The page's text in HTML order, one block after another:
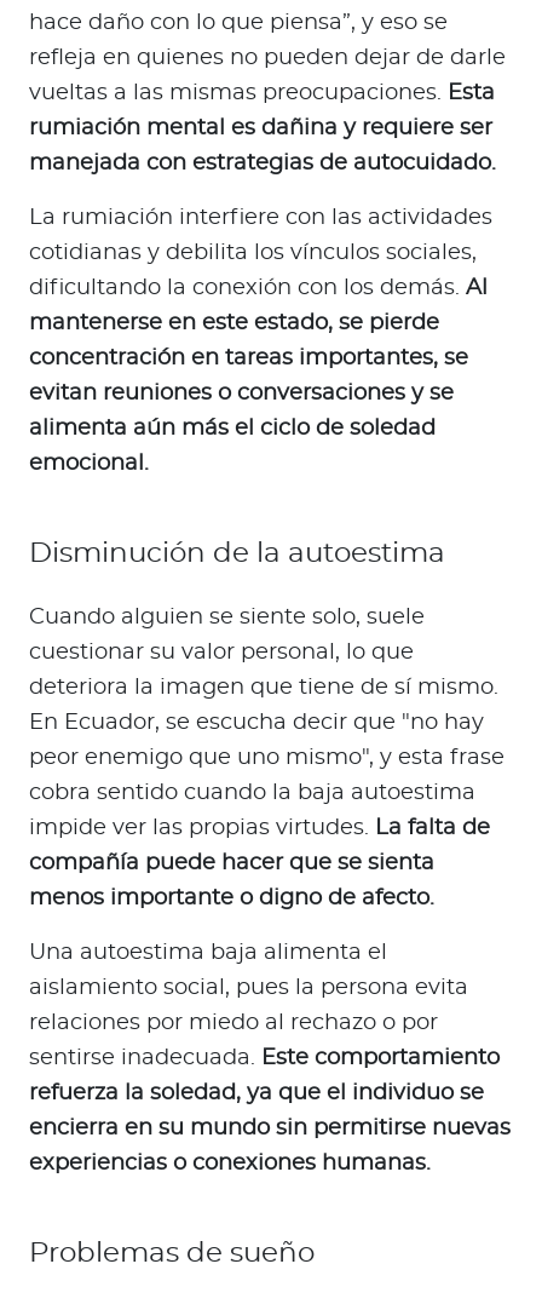
hace daño con lo que piensa”, y eso se
refleja en quienes no pueden dejar de darle
vueltas a las mismas preocupaciones. Esta
rumiación mental es dañina y requiere ser
manejada con estrategias de autocuidado.
La rumiación interfiere con las actividades
cotidianas y debilita los vínculos sociales,
dificultando la conexión con los demás. Al
mantenerse en este estado, se pierde
concentración en tareas importantes, se
evitan reuniones o conversaciones y se
alimenta aún más el ciclo de soledad
emocional.
Disminución de la autoestima
Cuando alguien se siente solo, suele
cuestionar su valor personal, lo que
deteriora la imagen que tiene de sí mismo.
En Ecuador, se escucha decir que "no hay
peor enemigo que uno mismo", y esta frase
cobra sentido cuando la baja autoestima
impide ver las propias virtudes. La falta de
compañía puede hacer que se sienta
menos importante o digno de afecto.
Una autoestima baja alimenta el
aislamiento social, pues la persona evita
relaciones por miedo al rechazo o por
sentirse inadecuada. Este comportamiento
refuerza la soledad, ya que el individuo se
encierra en su mundo sin permitirse nuevas
experiencias o conexiones humanas.
Problemas de sueño